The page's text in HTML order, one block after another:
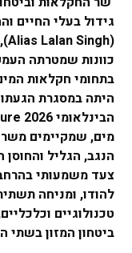
גידול בעלי החיים
(
Alias Lalan Singh
כוונות שמטרתה
בתחומי חקלאות
היתה במסגרת
הבינלאומי2026
מים, שמקיימים
הנגב, הגליל
צעד משמעותי
להודו, ומניחה
טכנולוגיים
ביטחון המזון בשתי